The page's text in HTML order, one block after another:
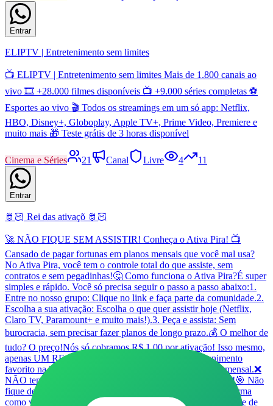
Entrar
ELIPTV | Entretenimento sem limites
📺 ELIPTV | Entretenimento sem limites Mais de 1.800 canais ao
vivo 🎞️ +28.000 filmes disponíveis 📺 +9.000 séries completas ⚽
Esportes ao vivo 🎬 Todos os streamings em um só app: Netflix,
HBO, Disney+, Globoplay, Apple TV+, Prime Video, Premiere e
muito mais 🎁 Teste grátis de 3 horas disponível
Cinema e Séries 21 Canal Livre 4 11
Entrar
🫅🏻 Rei das ativaçõ 🫅🏻
​🚀 NÃO FIQUE SEM ASSISTIR! Conheça o Ativa Pira! 📺 ​
Cansado de pagar fortunas em planos mensais que você mal usa?
No Ativa Pira, você tem o controle total do que assiste, sem
contratos e sem pegadinhas! ​🤔 Como funciona o Ativa Pira? ​É super
simples e rápido. Você só precisa seguir o passo a passo abaixo: ​1.
Entre no nosso grupo: Clique no link e faça parte da comunidade. ​2.
Escolha a sua ativação: Escolha o que quer assistir hoje (Netflix,
Claro TV, Paramount+ e muito mais!). ​3. Peça e assista: Sem
burocracia, sem precisar fazer planos de longo prazo. ​💰 O melhor de
tudo? O preço! ​Nós só cobramos R$ 1,00 por ativação! Isso mesmo,
apenas UM REAL para você ter acesso ao seu entretenimento
favorito na hora que quiser. ​❌ NÃO precisa de assinatura mensal. ​❌
NÃO tem fidelidade. ​✅ SÓ pediu, pagou R$ 1,00 e assistiu! ​🎯 Não
fique de fora dessa! Entre no grupo agora mesmo, mude a forma
como você assiste às suas séries e canais favoritos e economize de